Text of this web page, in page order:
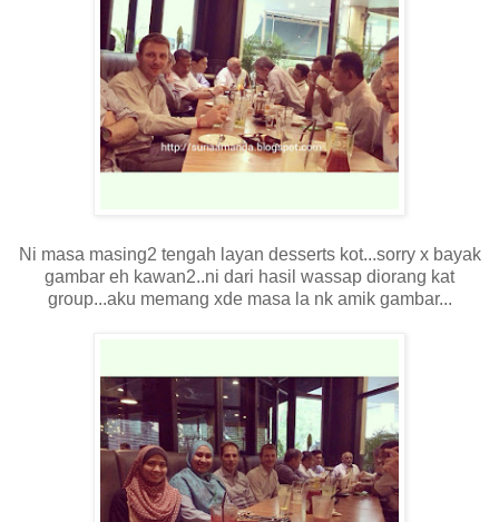
Ni masa masing2 tengah layan desserts kot...sorry x bayak
gambar eh kawan2..ni dari hasil wassap diorang kat
group...aku memang xde masa la nk amik gambar...